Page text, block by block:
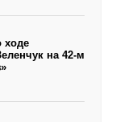
ходе
на 42-м